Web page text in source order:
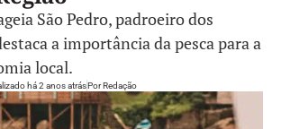
São Pedro, padroeiro dos
a importância da pesca para a
local.
há 2 anos atrásPorRedação